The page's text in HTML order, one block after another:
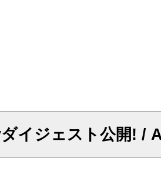
イジェスト公開! /